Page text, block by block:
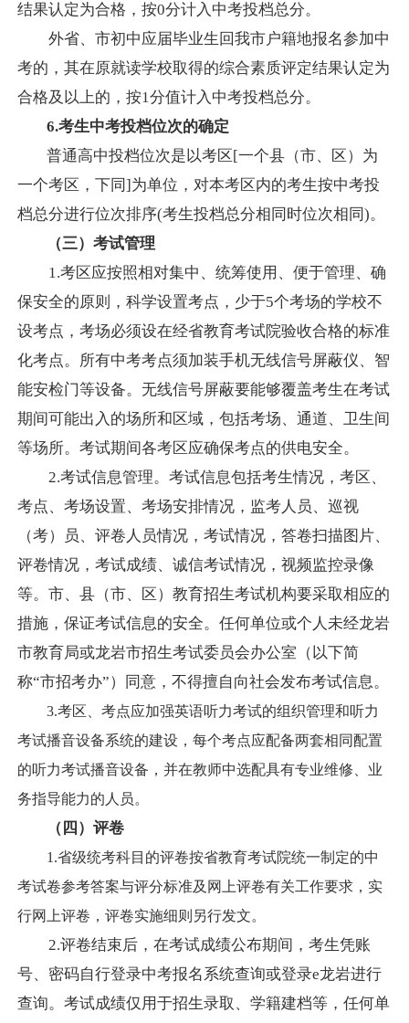
结果认定为合格，按0分计入中考投档总分。
外省、 市初中应届毕业生回我市户籍地报名参加中
考的，其在原就读学校取得的综合素质评定结果认定为
合格及以上的，按1分值计入中考投档总分。
6.考生中考投档位次的确定
普通高中投档位次是以考区 [一个县（市、区）为
一个考区，下同]为单位，对本考区内的考生按中考投
档总分进行位次排序(考生投档总分相同时位次相同)。
（三） 考试管理
1.考区应按照相对集中、统筹使用、便于管理、确
保安全的原则，科学设置考点 ，少于5个考场的学校不
设考点， 考场必须设在经省教育考试院验收合格的标准
化考点。所有中考考点须加装手机无线信号屏蔽仪、智
能安检门等设备。无线信号屏蔽要能够覆盖考生在考试
期间可能出入的场所和区域，包括考场、通道、卫生间
等场所。考试期间各考区应确保考点的供电安全。
2.考试信息管理。考试信息包括考生情况，考区、
考点、考场设置、考场安排情况，监考人员、巡视
（考）员、评卷人员情况，考试情况，答卷扫描图片、
评卷情况，考试成绩、诚信考试情况，视频监控录像
等。 市、县（市、区）教育招生考试机构要采取相应的
措施，保证考试信息的安全。任何单位或个人未经龙岩
市教育局或龙岩市招生考试委员会办公室（以下简
称“市招考办”）同意，不得擅自向社会发布考试信息。
3.考区、考点应加强英语听力考试的组织管理和听力
考试播音设备系统的建设，每个考点应配备两套相同配置
的听力考试播音设备，并在教师中选配具有专业维修、业
务指导能力的人员。
（四） 评卷
1.省级统考科目的评卷按省教育考试院统一制定的中
考试卷参考答案与评分标准及网上评卷有关工作要求，实
行网上评卷，评卷实施细则另行发文。
2.评卷结束后，在考试成绩公布期间，考生凭账
号、密码自行登录中考报名系统查询或登录e龙岩进行
查询。考试成绩仅用于招生录取、学籍建档等，任何单